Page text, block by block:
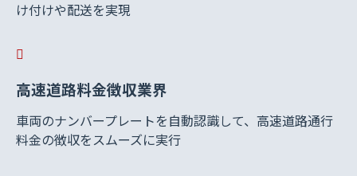
け付けや配送を実現
高速道路料金徴収業界
車両のナンバープレートを自動認識して、高速道路通行
料金の徴収をスムーズに実行